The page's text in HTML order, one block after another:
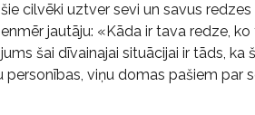
cilvēki uztver sevi un savus
jautāju: «Kāda ir tava redze,
šai dīvainajai situācijai ir tāds, ka
viņu domas pašiem par